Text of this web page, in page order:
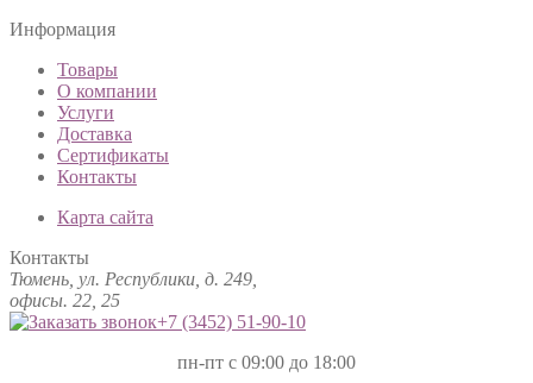
Информация
Товары
О компании
Услуги
Доставка
Сертификаты
Контакты
Карта сайта
Контакты
Тюмень, ул. Республики, д. 249,
офисы. 22, 25
+7 (3452) 51-90-10
пн-пт с 09:00 до 18:00